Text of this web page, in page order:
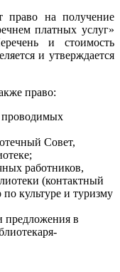
право на получение
платных услуг»
и стоимость
и утверждается
право:
проводимых
Совет,
работников,
(контактный
культуре и туризму
предложения в